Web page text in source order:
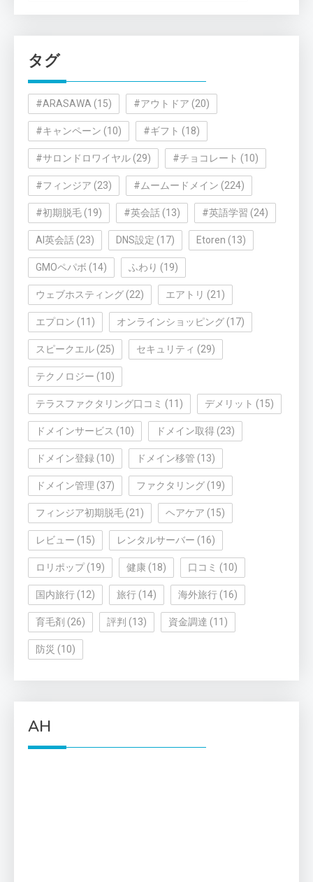
ー
タグ
#ARASAWA (15) #アウトドア (20)
#キャンペーン (10) #ギフト (18)
#サロンドロワイヤル (29) #チョコレート (10)
#フィンジア (23) #ムームードメイン (224)
#初期脱毛 (19) #英会話 (13) #英語学習 (24)
AI英会話 (23) DNS設定 (17) Etoren (13)
GMOペパボ (14) ふわり (19)
ウェブホスティング (22) エアトリ (21)
エプロン (11) オンラインショッピング (17)
スピークエル (25) セキュリティ (29)
テクノロジー (10)
テラスファクタリング口コミ (11) デメリット (15)
ドメインサービス (10) ドメイン取得 (23)
ドメイン登録 (10) ドメイン移管 (13)
ドメイン管理 (37) ファクタリング (19)
フィンジア初期脱毛 (21) ヘアケア (15)
レビュー (15) レンタルサーバー (16)
ロリポップ(19) 健康 (18) 口コミ (10)
国内旅行 (12) 旅行 (14) 海外旅行 (16)
育毛剤 (26) 評判 (13) 資金調達 (11)
防災 (10)
AH